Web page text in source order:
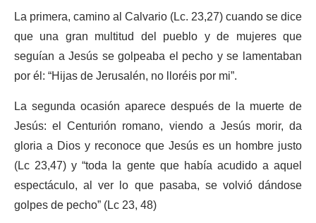
La primera, camino al Calvario (Lc. 23,27) cuando se dice
que una gran multitud del pueblo y de mujeres que
seguían a Jesús se golpeaba el pecho y se lamentaban
por él: “Hijas de Jerusalén, no lloréis por mi”.
La segunda ocasión aparece después de la muerte de
Jesús: el Centurión romano, viendo a Jesús morir, da
gloria a Dios y reconoce que Jesús es un hombre justo
(Lc 23,47) y “toda la gente que había acudido a aquel
espectáculo, al ver lo que pasaba, se volvió dándose
golpes de pecho” (Lc 23, 48)